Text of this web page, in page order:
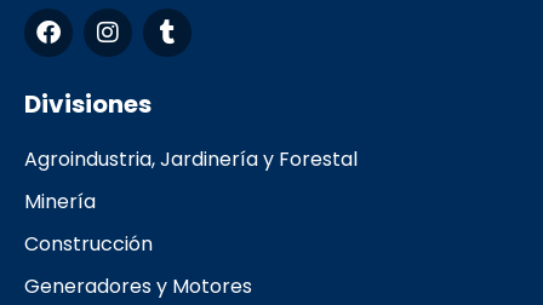
F
a
c
e
b
o
k
I
n
s
t
a
r
T
u
m
Divisiones
Agroindustria, Jardinería y Forestal
Minería
Construcción
Generadores y Motores